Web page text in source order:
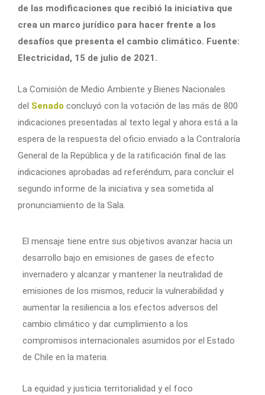
de las modificaciones que recibió la iniciativa que
crea un marco jurídico para hacer frente a los
desafíos que presenta el cambio climático. Fuente:
Electricidad, 15 de julio de 2021.
La Comisión de Medio Ambiente y Bienes Nacionales
del Senado concluyó con la votación de las más de 800
indicaciones presentadas al texto legal y ahora está a la
espera de la respuesta del oficio enviado a la Contraloría
General de la República y de la ratificación final de las
indicaciones aprobadas ad referéndum, para concluir el
segundo informe de la iniciativa y sea sometida al
pronunciamiento de la Sala.
El mensaje tiene entre sus objetivos avanzar hacia un
desarrollo bajo en emisiones de gases de efecto
invernadero y alcanzar y mantener la neutralidad de
emisiones de los mismos, reducir la vulnerabilidad y
aumentar la resiliencia a los efectos adversos del
cambio climático y dar cumplimiento a los
compromisos internacionales asumidos por el Estado
de Chile en la materia.
La equidad y justicia territorialidad y el foco